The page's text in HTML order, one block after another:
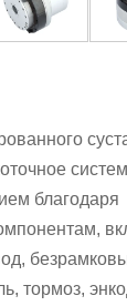
благодаря
тормоз,